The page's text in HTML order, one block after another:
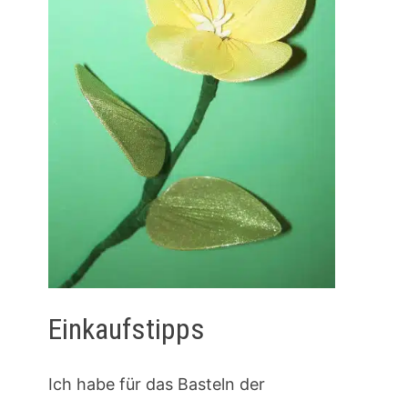
Einkaufstipps
Ich habe für das Basteln der